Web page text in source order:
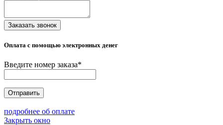
Заказать звонок
Оплата с помощью электронных денег
Введите номер заказа*
Отправить
подробнее об оплате
Закрыть окно